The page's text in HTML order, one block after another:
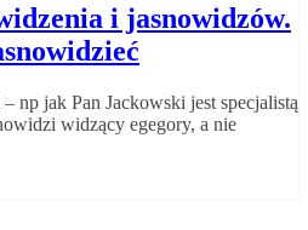
i jasnowidzów.
np jak Pan Jackowski jest specjalistą
widzący egegory, a nie